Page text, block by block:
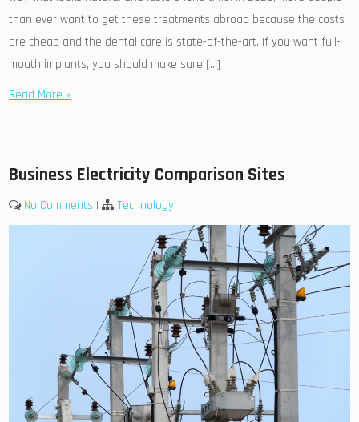
than ever want to get these treatments abroad because the costs
are cheap and the dental care is state-of-the-art. If you want full-
mouth implants, you should make sure […]
Read More »
Business Electricity Comparison Sites
No Comments | Technology